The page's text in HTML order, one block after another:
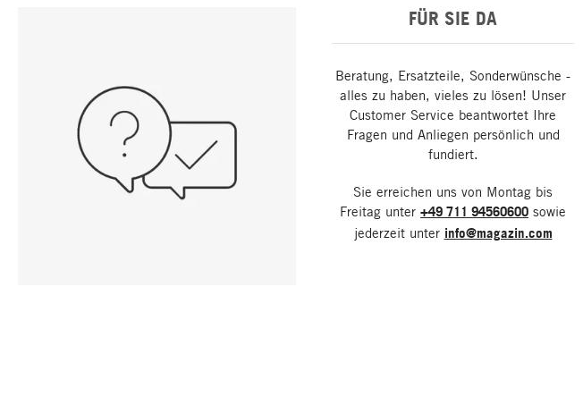
FÜR SIE DA
Beratung, Ersatzteile, Sonderwünsche -
alles zu haben, vieles zu lösen! Unser
Customer Service beantwortet Ihre
Fragen und Anliegen persönlich und
fundiert.
Sie erreichen uns von Montag bis
Freitag unter +49 711 94560600 sowie
jederzeit unter info@magazin.com